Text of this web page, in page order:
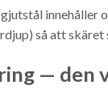
innehåller
så att
— den